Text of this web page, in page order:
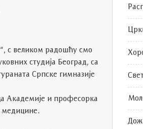
с великом радошћу смо
студија Београд, са
Српске гимназије
Академије и професорка
медицине.